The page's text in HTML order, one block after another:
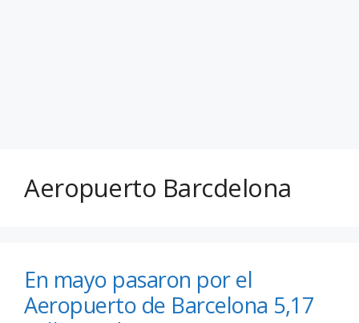
Aeropuerto Barcdelona
En mayo pasaron por el
Aeropuerto de Barcelona 5,17